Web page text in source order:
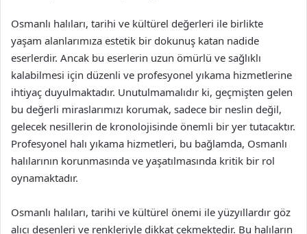
Osmanlı halıları, tarihi ve kültürel değerleri ile birlikte
yaşam alanlarımıza estetik bir dokunuş katan nadide
eserlerdir. Ancak bu eserlerin uzun ömürlü ve sağlıklı
kalabilmesi için düzenli ve profesyonel yıkama hizmetlerine
ihtiyaç duyulmaktadır. Unutulmamalıdır ki, geçmişten gelen
bu değerli miraslarımızı korumak, sadece bir neslin değil,
gelecek nesillerin de kronolojisinde önemli bir yer tutacaktır.
Profesyonel halı yıkama hizmetleri, bu bağlamda, Osmanlı
halılarının korunmasında ve yaşatılmasında kritik bir rol
oynamaktadır.
Osmanlı halıları, tarihi ve kültürel önemi ile yüzyıllardır göz
alıcı desenleri ve renkleriyle dikkat çekmektedir. Bu halıların